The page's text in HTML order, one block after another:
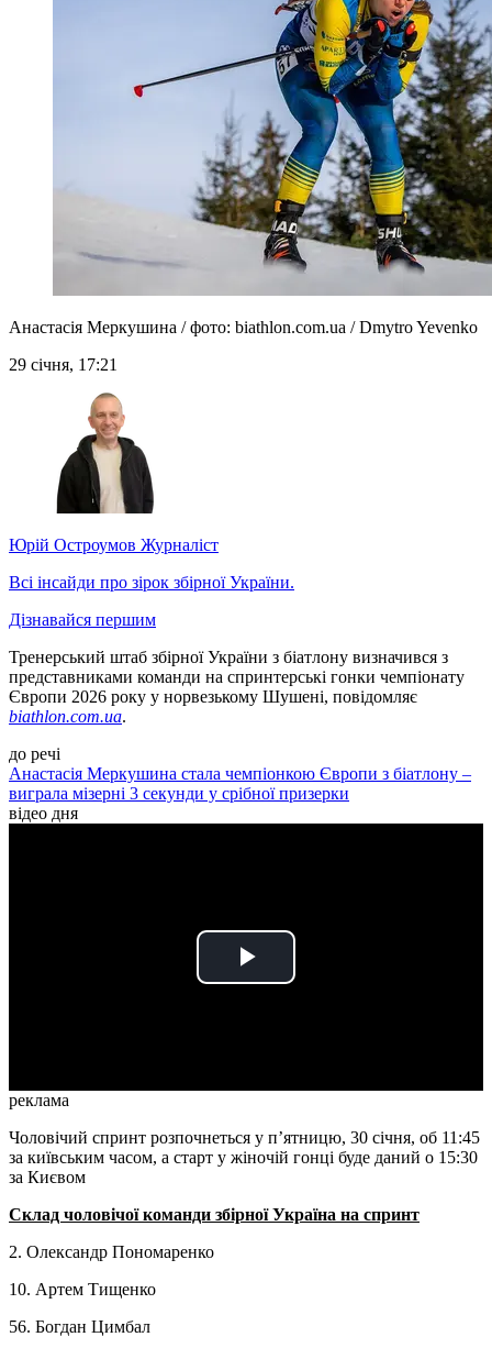
Анастасія Меркушина / фото: biathlon.com.ua / Dmytro Yevenko
29 січня, 17:21
Юрій Остроумов Журналіст
Всі інсайди про зірок збірної України.
Дізнавайся першим
Тренерський штаб збірної України з біатлону визначився з
представниками команди на спринтерські гонки чемпіонату
Європи 2026 року у норвезькому Шушені, повідомляє
biathlon.com.ua.
до речі
Анастасія Меркушина стала чемпіонкою Європи з біатлону –
виграла мізерні 3 секунди у срібної призерки
відео дня
Play
реклама
Чоловічий спринт розпочнеться у п’ятницю, 30 січня, об 11:45
за київським часом, а старт у жіночій гонці буде даний о 15:30
за Києвом
Склад чоловічої команди збірної Україна на спринт
2. Олександр Пономаренко
10. Артем Тищенко
56. Богдан Цимбал